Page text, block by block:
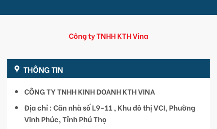
Công ty TNHH KTH Vina
THÔNG TIN
CÔNG TY TNHH KINH DOANH KTH VINA
Địa chỉ : Căn nhà số L9-11 , Khu đô thị VCI, Phường
Vĩnh Phúc, Tỉnh Phú Thọ